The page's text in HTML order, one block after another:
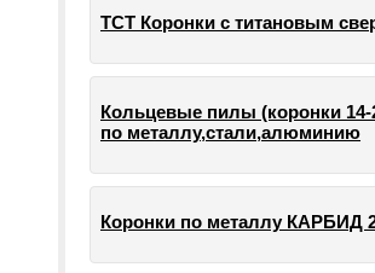
ТСТ Коронки с титановым
Кольцевые пилы (коронки 14-
по металлу,стали,алюминию
Коронки по металлу КАРБИД